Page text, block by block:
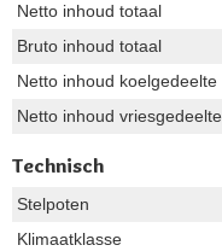
Netto inhoud totaal
Bruto inhoud totaal
Netto inhoud koelgedeelte
Netto inhoud vriesgedeelte
Technisch
Stelpoten
Klimaatklasse